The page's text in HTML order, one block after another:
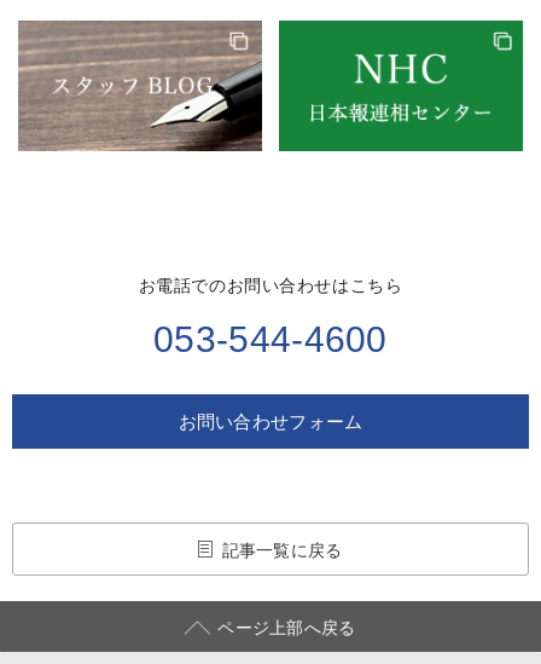
お電話でのお問い合わせはこちら
053-544-4600
お問い合わせフォーム
記事一覧に戻る
ページ上部へ戻る